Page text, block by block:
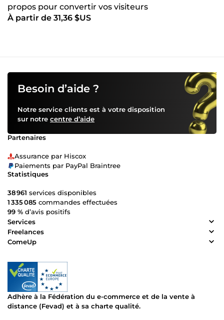
propos pour convertir vos visiteurs
À partir de 31,36 $US
Besoin d’aide ?
Notre service clients est à votre disposition
sur notre centre d’aide
Partenaires
Assurance par Hiscox
Paiements par PayPal Braintree
Statistiques
38 961 services disponibles
1 335 085 commandes effectuées
99 % d’avis positifs
Services
Freelances
ComeUp
Adhère à la Fédération du e-commerce et de la vente à
distance (Fevad) et à sa charte qualité.